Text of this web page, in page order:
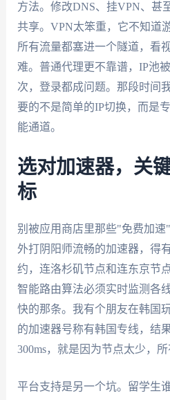
方法。修改DNS、挂VPN、甚
共享。VPN太笨重，它不知道
所有流量都塞进一个隧道，看
难。普通代理更不靠谱，IP池
次，登录都成问题。那段时间
要的不是简单的IP切换，而是
能通道。
选对加速器，关
标
别被应用商店里那些"免费加速
外打阴阳师流畅的加速器，得
约，连洛杉矶节点和连东京节
智能路由算法必须实时监测各
快的那条。我有个朋友在韩国
的加速器号称有韩国专线，结
300ms，就是因为节点太少，所
平台支持是另一个坑。留学生